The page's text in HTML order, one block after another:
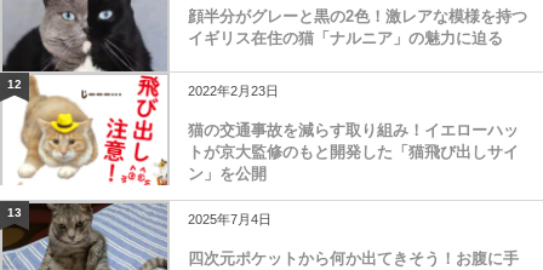
顔半分がグレーと黒の2色！激レアな模様を持つ
イギリス在住の猫「ナルニア」の魅力に迫る
12 2022年2月23日
猫の交通事故を減らす取り組み！イエローハッ
トが京大監修のもと開発した「猫飛び出しサイ
ン」を公開
13 2025年7月4日
四次元ポケットから何か出てきそう！お腹に手